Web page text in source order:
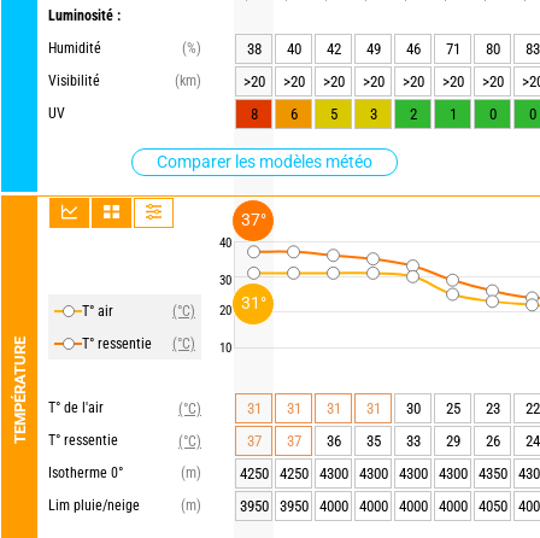
Luminosité :
Humidité
(%)
Visibilité
(km)
UV
Comparer les modèles météo
TEMPÉRATURE
T° air
(°C)
T° ressentie
(°C)
T° de l'air
(°C)
T° ressentie
(°C)
Isotherme 0°
(m)
Lim pluie/neige
(m)
40
30
20
10
38 40 42 49 46 71 80
83
>20
>20 >20 >20 >20 >20 >20
8
6 5 3 2 1 0 0
31 31 31 31 30 25 23
22
37
37 36 35 33 29 26
24
4250
4250 4300 4300 4300 4300 4350
3950
3950 4000 4000 4000 4000 4050
31°
37°